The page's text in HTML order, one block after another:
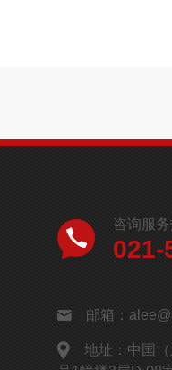
咨询服
021-
邮箱：
地址：中国